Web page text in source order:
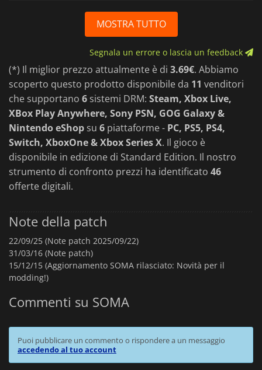
MOSTRA TUTTO
Segnala un errore o lascia un feedback
(*) Il miglior prezzo attualmente è di 3.69€. Abbiamo
scoperto questo prodotto disponibile da 11 venditori
che supportano 6 sistemi DRM: Steam, Xbox Live,
XBox Play Anywhere, Sony PSN, GOG Galaxy &
Nintendo eShop su 6 piattaforme - PC, PS5, PS4,
Switch, XboxOne & Xbox Series X. Il gioco è
disponibile in edizione di Standard Edition. Il nostro
strumento di confronto prezzi ha identificato 46
offerte digitali.
Note della patch
22/09/25 (Note patch 2025/09/22)
31/03/16 (Note patch)
15/12/15 (Aggiornamento SOMA rilasciato: Novità per il
modding!)
Commenti su SOMA
Puoi pubblicare un commento o rispondere a un messaggio
accedendo al tuo account